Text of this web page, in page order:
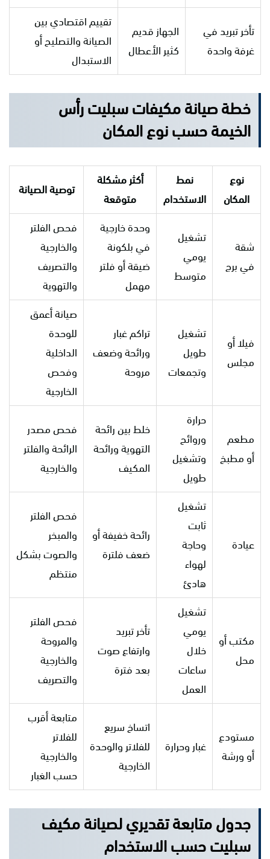
تأخر تبريد في
غرفة واحدة
الجهاز قديم
كثير الأعطال
تقييم اقتصادي بين
الصيانة والتصليح أو
الاستبدال
خطة صيانة مكيفات سبليت رأس
الخيمة حسب نوع المكان
نوع
المكان
نمط
الاستخدام
أكثر مشكلة
متوقعة
توصية الصيانة
شقة
في برج
تشغيل
يومي
متوسط
وحدة خارجية
في بلكونة
ضيقة أو فلتر
مهمل
فحص الفلتر
والخارجية
والتصريف
والتهوية
فيلا أو
مجلس
تشغيل
طويل
وتجمعات
تراكم غبار
ورائحة وضعف
مروحة
صيانة أعمق
للوحدة
الداخلية
وفحص
الخارجية
مطعم
أو مطبخ
حرارة
وروائح
وتشغيل
طويل
خلط بين رائحة
التهوية ورائحة
المكيف
فحص مصدر
الرائحة والفلتر
والخارجية
عيادة
تشغيل
ثابت
وحاجة
لهواء
هادئ
رائحة خفيفة أو
ضعف فلترة
فحص الفلتر
والمبخر
والصوت بشكل
منتظم
مكتب أو
محل
تشغيل
يومي
خلال
ساعات
العمل
تأخر تبريد
وارتفاع صوت
بعد فترة
فحص الفلتر
والمروحة
والخارجية
والتصريف
مستودع
أو ورشة
غبار وحرارة
اتساخ سريع
للفلاتر والوحدة
الخارجية
متابعة أقرب
للفلاتر
والخارجية
حسب الغبار
جدول متابعة تقديري لصيانة مكيف
سبليت حسب الاستخدام